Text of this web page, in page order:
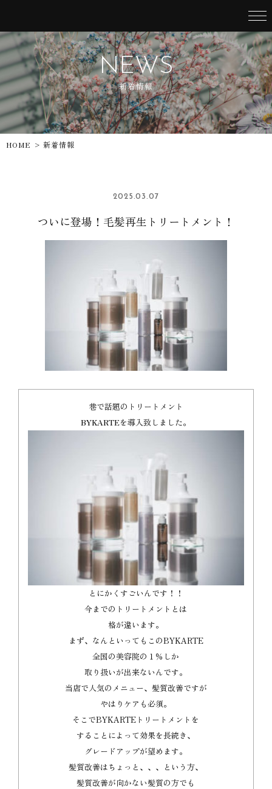
NEWS
新着情報
HOME > 新着情報
2025.03.07
ついに登場！毛髪再生トリートメント！
巷で話題のトリートメント
BYKARTEを導入致しました。
とにかくすごいんです！！
今までのトリートメントとは
格が違います。
まず、なんといってもこのBYKARTE
全国の美容院の１％しか
取り扱いが出来ないんです。
当店で人気のメニュー、髪質改善ですが
やはりケアも必須。
そこでBYKARTEトリートメントを
することによって効果を長続き、
グレードアップが望めます。
髪質改善はちょっと、、、という方、
髪質改善が向かない髪質の方でも